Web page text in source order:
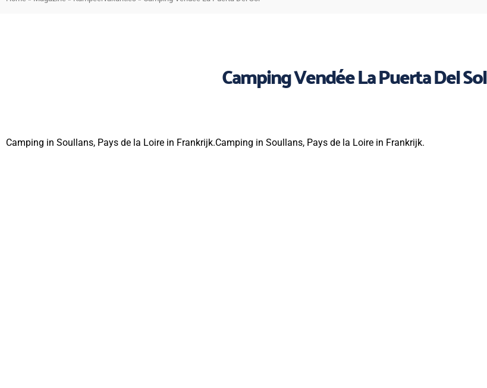
Camping Vendée La Puerta Del Sol
Camping in Soullans, Pays de la Loire in Frankrijk.Camping in Soullans, Pays de la Loire in Frankrijk.